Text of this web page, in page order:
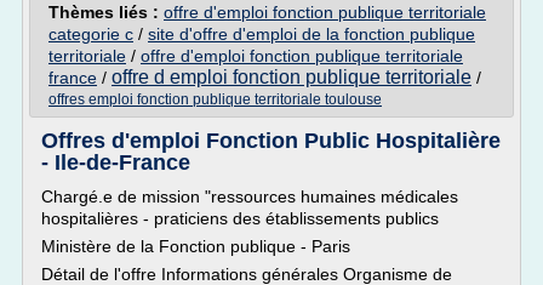
Thèmes liés : offre d'emploi fonction publique territoriale
categorie c / site d'offre d'emploi de la fonction publique
territoriale / offre d'emploi fonction publique territoriale
france / offre d emploi fonction publique territoriale /
offres emploi fonction publique territoriale toulouse
Offres d'emploi Fonction Public Hospitalière
- Ile-de-France
Chargé.e de mission "ressources humaines médicales
hospitalières - praticiens des établissements publics
Ministère de la Fonction publique - Paris
Détail de l'offre Informations générales Organisme de